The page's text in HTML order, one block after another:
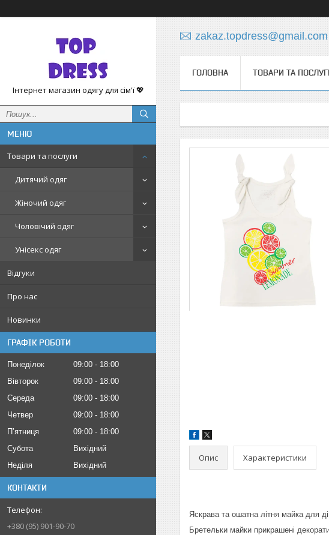
Інтернет магазин одягу для сім'ї 💖
Товари та послуги
Дитячий одяг
Жіночий одяг
Чоловічий одяг
Унісекс одяг
Відгуки
Про нас
Новинки
ГРАФІК РОБОТИ
Понеділок 09:00
18:00
Вівторок
09:00
18:00
Середа
09:00
18:00
Четвер
09:00
18:00
Пʼятниця
09:00
18:00
Субота
Вихідний
Неділя
Вихідний
КОНТАКТИ
+380 (95) 901-90-70
zakaz.topdress@gmail.com
ГОЛОВНА ТОВАРИ ТА
Опис Характеристики
Яскрава та ошатна літня майка для
Бретельки майки прикрашені